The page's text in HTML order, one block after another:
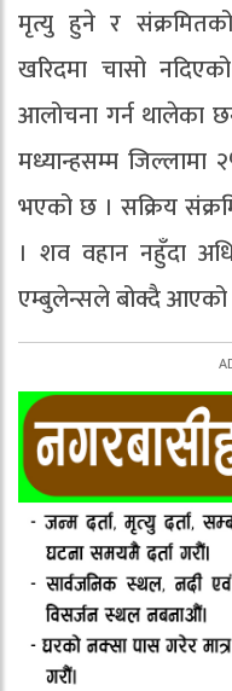
मृत्यु हुने र
खरिदमा चासो
आलोचना गर्न थालेका
मध्यान्हसम्म
भएको छ । सक्रिय
। शव वहान नहुँदा
एम्बुलेन्सले बोक्दै आएको